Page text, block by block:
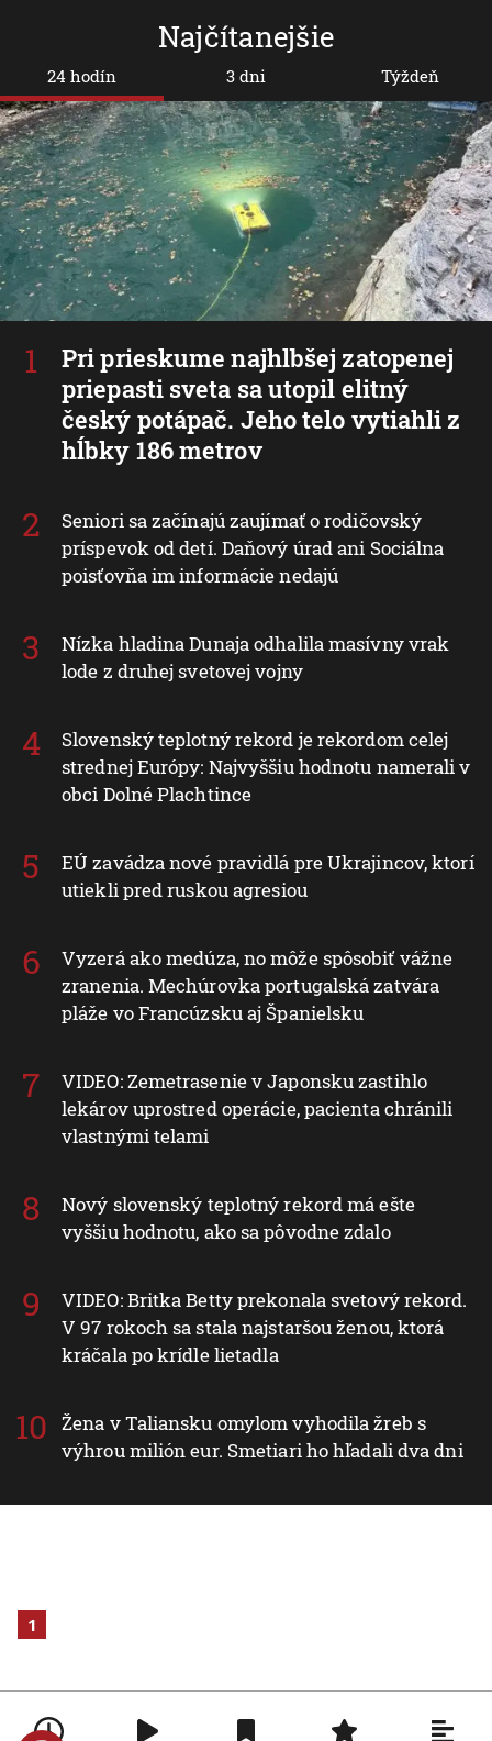
Najčítanejšie
24 hodín
Pri prieskume najhlbšej zatopenej
priepasti sveta sa utopil elitný
český potápač. Jeho telo vytiahli z
hĺbky 186 metrov
Seniori sa začínajú zaujímať o rodičovský
príspevok od detí. Daňový úrad ani Sociálna
poisťovňa im informácie nedajú
Nízka hladina Dunaja odhalila masívny vrak
lode z druhej svetovej vojny
Slovenský teplotný rekord je rekordom celej
strednej Európy: Najvyššiu hodnotu namerali v
obci Dolné Plachtince
EÚ zavádza nové pravidlá pre Ukrajincov, ktorí
utiekli pred ruskou agresiou
Vyzerá ako medúza, no môže spôsobiť vážne
zranenia. Mechúrovka portugalská zatvára
pláže vo Francúzsku aj Španielsku
VIDEO: Zemetrasenie v Japonsku zastihlo
lekárov uprostred operácie, pacienta chránili
vlastnými telami
Nový slovenský teplotný rekord má ešte
vyššiu hodnotu, ako sa pôvodne zdalo
VIDEO: Britka Betty prekonala svetový rekord.
V 97 rokoch sa stala najstaršou ženou, ktorá
kráčala po krídle lietadla
Žena v Taliansku omylom vyhodila žreb s
výhrou milión eur. Smetiari ho hľadali dva dni
3 dni Týždeň
1